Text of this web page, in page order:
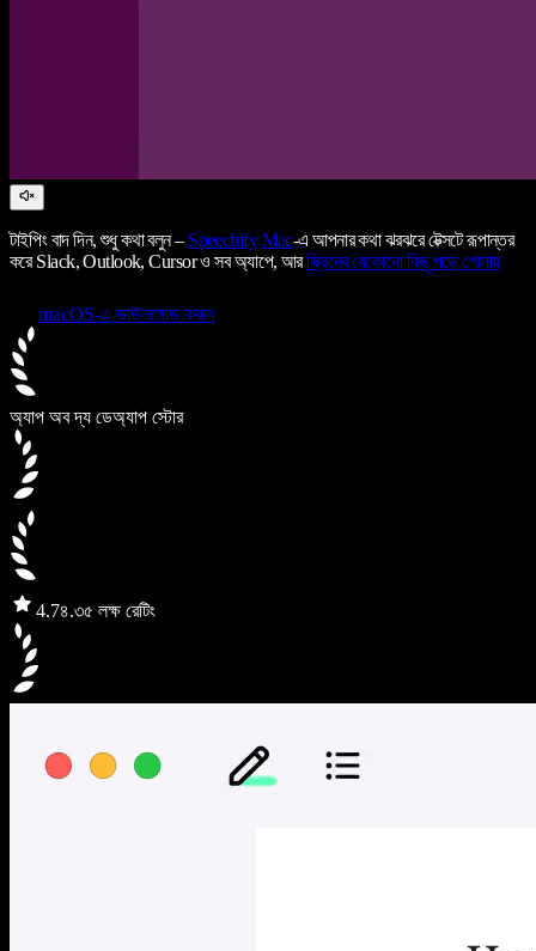
টাইপিং বাদ দিন, শুধু কথা বলুন – Speechify Mac-এ আপনার কথা ঝরঝরে টেক্সটে রূপান্তর
করে Slack, Outlook, Cursor ও সব অ্যাপে, আরস্ক্রিনের যেকোনো কিছু পড়ে শোনায়
macOS-এ ডাউনলোড করুন
অ্যাপ অব দ্য ডেঅ্যাপ স্টোর
4.7৪.৩৫ লক্ষ রেটিং